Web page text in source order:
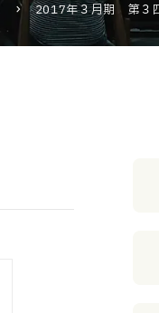
お問い合わ
2017年３月期 第３